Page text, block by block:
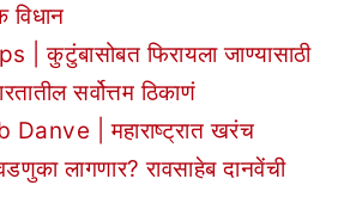
| कुटुंबासोबत फिरायला जाण्यासाठी
सर्वोत्तम ठिकाणं
Danve | महाराष्ट्रात खरंच
लागणार? रावसाहेब दानवेंची